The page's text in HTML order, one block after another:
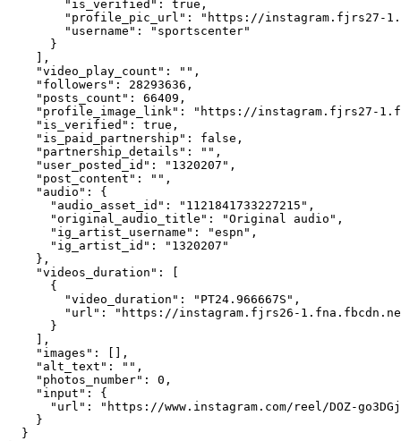
        "is_verified": true,
"profile_pic_url": "https://instagram.fjrs27-
        "username": "sportscenter"
      }
    ],
    "video_play_count": "",
    "followers": 28293636,
    "posts_count": 66409,
"profile_image_link": "https://instagram.fjrs27-
    "is_verified": true,
    "is_paid_partnership": false,
    "partnership_details": "",
    "user_posted_id": "1320207",
    "post_content": "",
    "audio": {
      "audio_asset_id": "1121841733227215",
      "original_audio_title": "Original audio",
      "ig_artist_username": "espn",
      "ig_artist_id": "1320207"
    },
    "videos_duration": [
      {
        "video_duration": "PT24.966667S",
"url": "https://instagram.fjrs26-
      }
    ],
    "images": [],
    "alt_text": "",
    "photos_number": 0,
    "input": {
"url": "https://www.instagram.com/reel/DOZ-
    }
  }